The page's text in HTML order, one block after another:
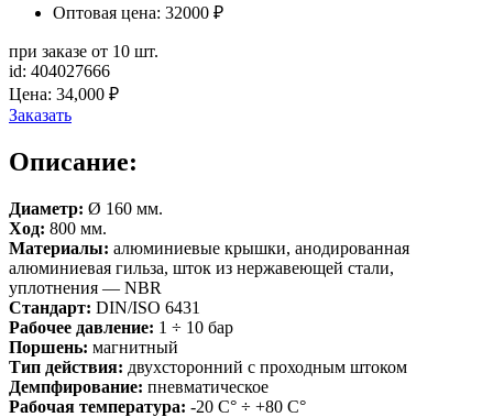
Оптовая цена: 32000 ₽
при заказе от 10 шт.
id: 404027666
Цена: 34,000 ₽
Заказать
Описание:
Диаметр: Ø 160 мм.
Ход: 800 мм.
Материалы: алюминиевые крышки, анодированная
алюминиевая гильза, шток из нержавеющей стали,
уплотнения — NBR
Стандарт: DIN/ISO 6431
Рабочее давление: 1 ÷ 10 бар
Поршень: магнитный
Тип действия: двухсторонний с проходным штоком
Демпфирование: пневматическое
Рабочая температура: -20 С° ÷ +80 С°